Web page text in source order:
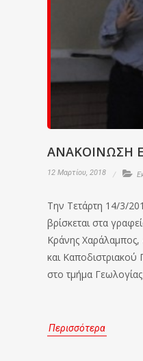
ΑΝΑΚΟΙΝΩΣΗ
12 Μαρτίου, 2018
Την Τετάρτη 14/3/
βρίσκεται στα
Κράνης
και
στο τμήμα
Περισσότερα